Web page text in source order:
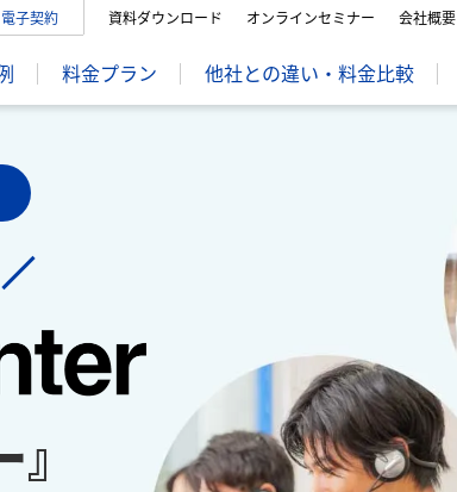
電子契約 資料ダウンロード オンラインセミナー 会社概要
料金プラン 他社との違い・料金比較